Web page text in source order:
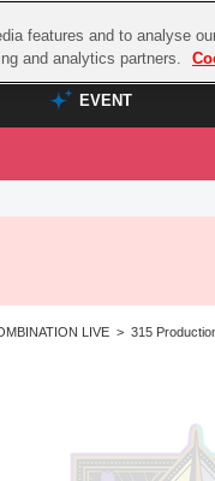
EVENT
ASOBI
ダムシリーズ
LIVE > 315
features and to analyse
and analytics partners.